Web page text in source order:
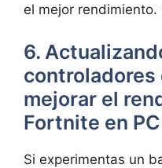
el mejor rendimiento.
6.
controladores
mejorar el
Fortnite en PC
Si experimentas un